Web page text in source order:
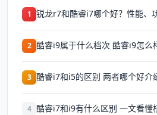
1 锐龙r7和酷睿i7哪个好？性能、
2 酷睿i9属于什么档次 酷睿i9怎么
3 酷睿i7和i5的区别 两者哪个好介
4 酷睿i7和i9有什么区别 一文看懂